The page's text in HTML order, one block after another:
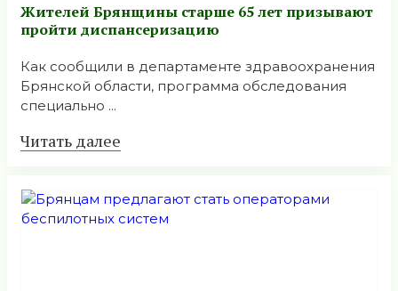
Жителей Брянщины старше 65 лет призывают
пройти диспансеризацию
Как сообщили в департаменте здравоохранения
Брянской области, программа обследования
специально ...
Читать далее